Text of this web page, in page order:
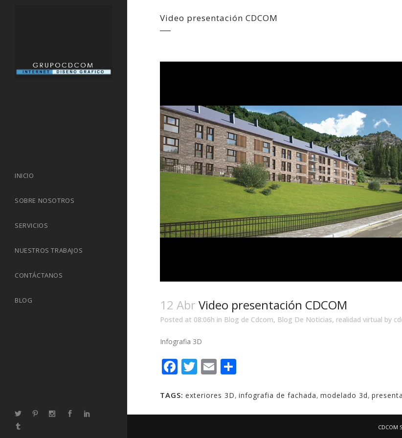
INICIO
SOBRE NOSOTROS
SERVICIOS
NUESTROS TRABAJOS
CONTÁCTANOS
BLOG
Video presentación CDCOM
12 Abr Video presentación CDCOM
Posted at 08:06h in Blog de Cdcom, Blog De Noticias, realidad virtual by
Infografia 3D
Facebook
Twitter
Email
TAGS: exteriores 3D, infografia de fachada, modelado 3d,
CDCOM